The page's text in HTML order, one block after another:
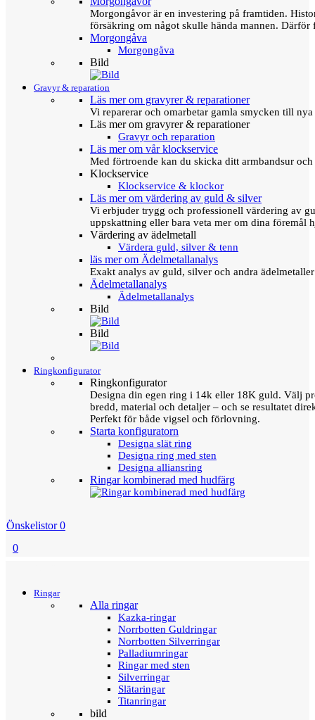
Morgongåvor är en investering på framtiden.
försäkring om något skulle hända mannen.
Morgongåva
Morgongåva
Bild
Gravyr & reparation
Läs mer om gravyrer & reparationer
Vi reparerar och omarbetar gamla smycken till
Läs mer om gravyrer & reparationer
Gravyr och reparation
Läs mer om vår klockservice
Med förtroende kan du skicka ditt armbandsur
Klockservice
Klockservice & klockor
Läs mer om värdering av guld & silver
Vi erbjuder trygg och professionell värdering av
uppskattning eller bara veta mer om dina föremål
Värdering av ädelmetall
Värdera guld, silver & tenn
läs mer om Ädelmetallanalys
Exakt analys av guld, silver och andra
Ädelmetallanalys
Ädelmetallanalys
Bild
Bild
Ringkonfigurator
Ringkonfigurator
Designa din egen ring i 14k eller 18K guld. Välj
bredd, material och detaljer – och se resultatet
Perfekt för både vigsel och förlovning.
Starta konfiguratorn
Designa slät ring
Designa ring med sten
Designa alliansring
Ringar kombinerad med hudfärg
Önskelistor 0
0
Ringar
Alla ringar
Kazka-ringar
Norrbotten Guldringar
Norrbotten Silverringar
Palladiumringar
Ringar med sten
Silverringar
Slätaringar
Titanringar
bild